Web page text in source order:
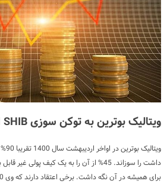
ویتالیک بوترین به توکن سوزی SHIB ادامه می‌دهد!
داشت را سوزاند. 45% از آن را به یک کیف پولی